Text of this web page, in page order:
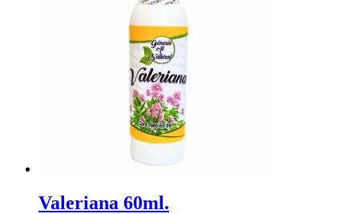
Valeriana 60ml.